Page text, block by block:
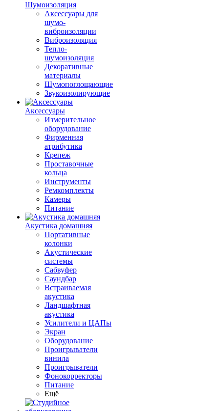
Шумоизоляция
Аксессуары для
шумо-
виброизоляции
Виброизоляция
Тепло-
шумоизоляция
Декоративные
материалы
Шумопоглощающие
Звукоизолирующие
Аксессуары
Измерительное
оборудование
Фирменная
атрибутика
Крепеж
Проставочные
кольца
Инструменты
Ремкомплекты
Камеры
Питание
Акустика домашняя
Портативные
колонки
Акустические
системы
Сабвуфер
Саундбар
Встраиваемая
акустика
Ландшафтная
акустика
Усилители и ЦАПы
Экран
Оборудование
Проигрыватели
винила
Проигрыватели
Фонокорректоры
Питание
Ещё